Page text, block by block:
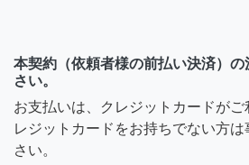
本契約（依頼者様の前払い決済）
さい。
お支払いは、クレジットカードがご
レジットカードをお持ちでない方
さい。